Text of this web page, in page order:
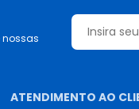
ATENDIMENTO AO